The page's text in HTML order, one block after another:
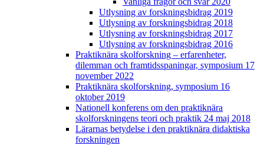
Utlysning av forskningsbidrag 2019
Utlysning av forskningsbidrag 2018
Utlysning av forskningsbidrag 2017
Utlysning av forskningsbidrag 2016
Praktiknära skolforskning – erfarenheter,
dilemman och framtidsspaningar, symposium 17
november 2022
Praktiknära skolforskning, symposium 16
oktober 2019
Nationell konferens om den praktiknära
skolforskningens teori och praktik 24 maj 2018
Lärarnas betydelse i den praktiknära didaktiska
forskningen